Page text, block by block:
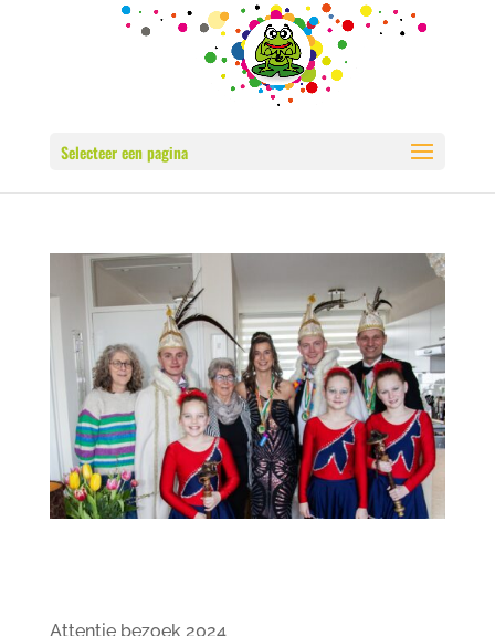
Selecteer een pagina
Attentie bezoek 2024